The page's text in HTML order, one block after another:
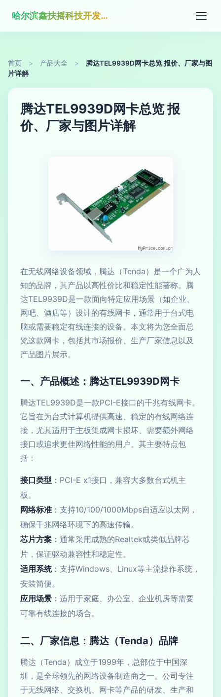
哈尔滨鑫扶摇科技开发有限公司
首页 > 产品大全 >
腾达TEL9939D网卡总览 报价、厂家与图
片详解
腾达TEL9939D网卡总览 报
价、厂家与图片详解
在无线网络设备领域，腾达（Tenda）是一个广为人
知的品牌，其产品以高性价比和稳定性能著称。腾
达TEL9939D是一款面向特定应用场景（如企业、
网吧、酒店等）设计的有线网卡，通常用于台式电
脑或需要稳定有线连接的设备。本文将为您全面总
览这款网卡，包括其市场报价、生产厂家信息以及
产品图片展示。
一、产品概述：腾达TEL9939D网卡
腾达TEL9939D是一款PCI-E接口的千兆有线网卡。
它旨在为台式计算机提供高速、稳定的有线网络连
接，尤其适用于主板集成网卡损坏、需要额外网络
接口或追求更佳网络性能的用户。其主要特点包
括：
接口类型 ：PCI-E x1接口，兼容大多数台式机主
板。
网络标准 ：支持10/100/1000Mbps自适应以太网，
确保千兆网络环境下的高速传输。
芯片方案 ：通常采用成熟的Realtek或类似品牌芯
片，保证驱动兼容性和稳定性。
适用系统：支持Windows、Linux等主流操作系统，
安装简便。
应用场景 ：适用于家庭、办公室、企业机房等需要
可靠有线连接的场合。
二、厂家信息：腾达（Tenda）品牌
腾达（Tenda）成立于1999年，总部位于中国深
圳，是全球领先的网络设备制造商之一。公司专注
于无线网络、交换机、网卡等产品的研发、生产和